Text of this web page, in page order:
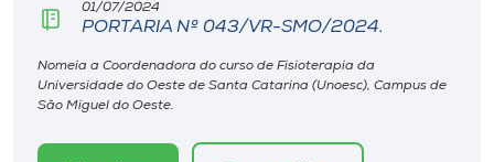
Editora
01/07/2024
PORTARIA Nº 043/VR-SMO/2024.
Nomeia a Coordenadora do curso de Fisioterapia da
Universidade do Oeste de Santa Catarina (Unoesc), Campus de
São Miguel do Oeste.